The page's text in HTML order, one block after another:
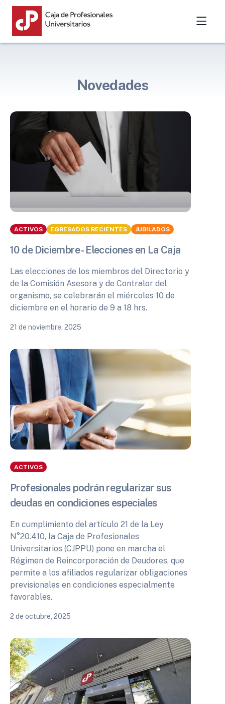
Novedades
ACTIVOS EGRESADOS RECIENTES JUBILADOS
10 de Diciembre - Elecciones en La Caja
Las elecciones de los miembros del Directorio y
de la Comisión Asesora y de Contralor del
organismo, se celebrarán el miércoles 10 de
diciembre en el horario de 9 a 18 hrs.
21 de noviembre, 2025
ACTIVOS
Profesionales podrán regularizar sus
deudas en condiciones especiales
En cumplimiento del artículo 21 de la Ley
N°20.410, la Caja de Profesionales
Universitarios (CJPPU) pone en marcha el
Régimen de Reincorporación de Deudores, que
permite a los afiliados regularizar obligaciones
previsionales en condiciones especialmente
favorables.
2 de octubre, 2025